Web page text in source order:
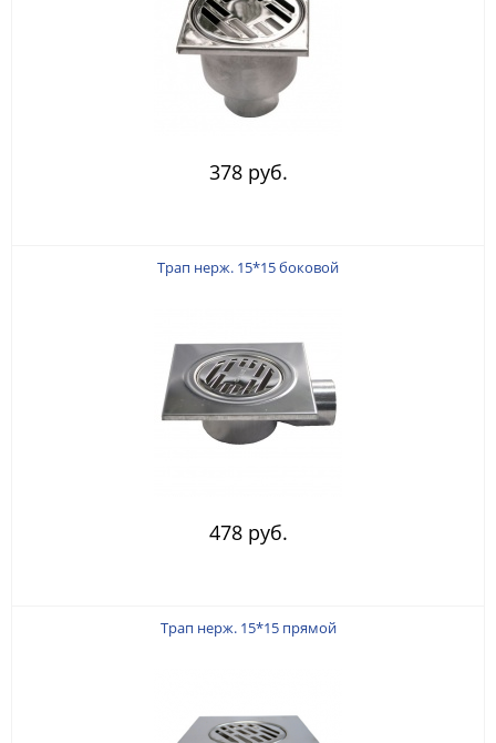
378 руб.
Трап нерж. 15*15 боковой
478 руб.
Трап нерж. 15*15 прямой